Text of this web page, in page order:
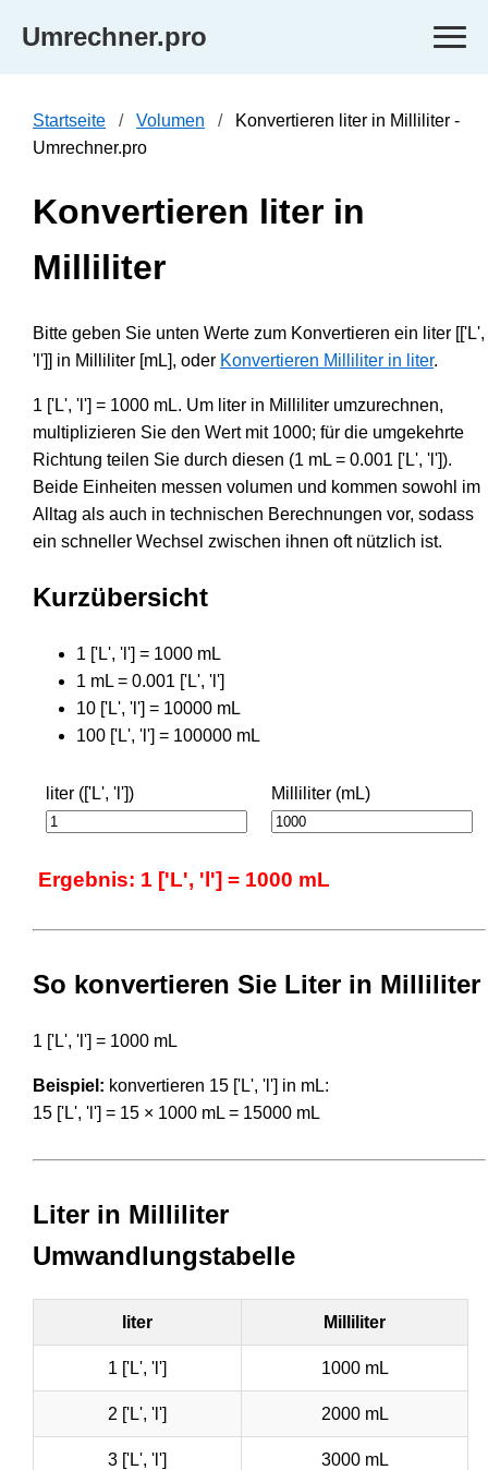
Umrechner.pro
Startseite Volumen
Konvertieren liter in Milliliter -
Umrechner.pro
Konvertieren liter in
Milliliter
Bitte geben Sie unten Werte zum Konvertieren ein liter [['L',
'l']] in Milliliter [mL], oder Konvertieren Milliliter in liter.
1 ['L', 'l'] = 1000 mL. Um liter in Milliliter umzurechnen,
multiplizieren Sie den Wert mit 1000; für die umgekehrte
Richtung teilen Sie durch diesen (1 mL = 0.001 ['L', 'l']).
Beide Einheiten messen volumen und kommen sowohl im
Alltag als auch in technischen Berechnungen vor, sodass
ein schneller Wechsel zwischen ihnen oft nützlich ist.
Kurzübersicht
1 ['L', 'l'] = 1000 mL
1 mL = 0.001 ['L', 'l']
10 ['L', 'l'] = 10000 mL
100 ['L', 'l'] = 100000 mL
liter (['L', 'l']) Milliliter (mL)
Ergebnis: 1 ['L', 'l'] = 1000 mL
So konvertieren Sie Liter in Milliliter
1 ['L', 'l'] = 1000 mL
Beispiel: konvertieren 15 ['L', 'l'] in mL:
15 ['L', 'l'] = 15 × 1000 mL = 15000 mL
Liter in Milliliter
Umwandlungstabelle
liter Milliliter
1 ['L', 'l'] 1000 mL
2 ['L', 'l'] 2000 mL
3 ['L', 'l'] 3000 mL